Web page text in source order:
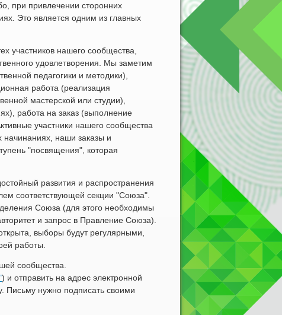
при привлечении сторонних
Это является одним из главных
участников нашего сообщества,
удовлетворения. Мы заметим
педагогики и методики),
работа (реализация
мастерской или студии),
работа на заказ (выполнение
участники нашего сообщества
начинаниях, наши заказы и
"посвящения", которая
развития и распространения
соответствующей секции "Союза".
Союза (для этого необходимы
и запрос в Правление Союза).
выборы будут регулярными,
работы.
сообщества.
) и отправить на адрес электронной
Письму нужно подписать своими